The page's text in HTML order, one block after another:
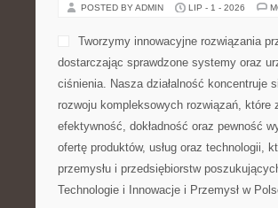
POSTED BY ADMIN LIP - 1 - 2026
Tworzymy innowacyjne rozwiązania
dostarczając sprawdzone systemy oraz
ciśnienia. Nasza działalność koncentruje
rozwoju kompleksowych rozwiązań,
efektywność, dokładność oraz pewność
ofertę produktów, usług oraz technologii,
przemysłu i przedsiębiorstw
Technologie i Innowacje i Przemysł w